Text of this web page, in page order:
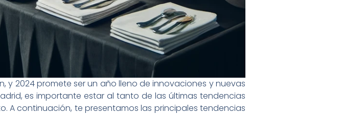
2024 promete ser un año lleno de innovaciones y nuevas
es importante estar al tanto de las últimas tendencias
A continuación, te presentamos las principales tendencias